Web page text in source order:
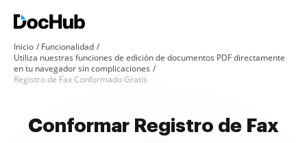
Inicio
Funcionalidad
Utiliza nuestras funciones de edición de documentos PDF directamente
en tu navegador sin complicaciones
Registro de Fax Conformado Gratis
Conformar Registro de Fax